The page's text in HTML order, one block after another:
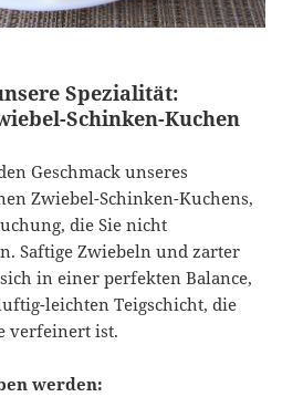
Spezialität:
Schinken-Kuchen
Geschmack unseres
Zwiebel-Schinken-Kuchens,
die Sie nicht
Saftige Zwiebeln und zarter
in einer perfekten Balance,
leichten Teigschicht, die
verfeinert ist.
werden: